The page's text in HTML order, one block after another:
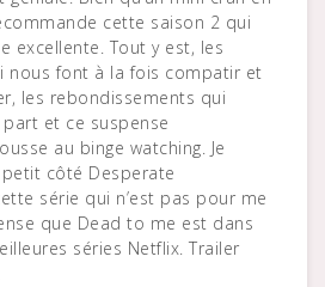
cette saison 2 qui
excellente. Tout y est, les
nous font à la fois compatir et
les rebondissements qui
et ce suspense
au binge watching. Je
côté Desperate
série qui n’est pas pour me
que Dead to me est dans
séries Netflix. Trailer